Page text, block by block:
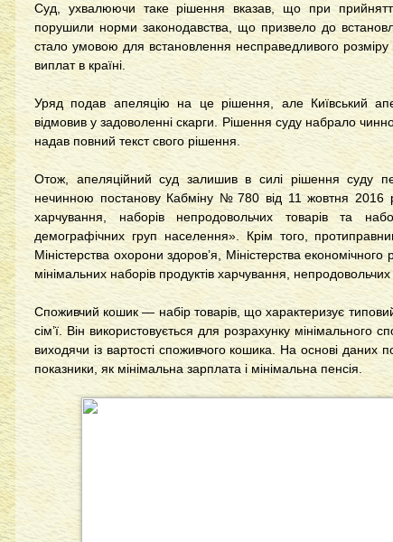
Суд, ухвалюючи таке рішення вказав, що при прийнятті
порушили норми законодавства, що призвело до
стало умовою для встановлення несправедливого розміру
виплат в країні.
Уряд подав апеляцію на це рішення, але Київський
відмовив у задоволенні скарги. Рішення суду набрало
надав повний текст свого рішення.
Отож, апеляційний суд залишив в силі рішення суду
нечинною постанову Кабміну № 780 від 11 жовтня 2016
харчування, наборів непродовольчих товарів та
демографічних груп населення». Крім того,
Міністерства охорони здоров’я, Міністерства економічного
мінімальних наборів продуктів харчування, непродовольчих
Споживчий кошик — набір товарів, що характеризує
сім’ї. Він використовується для розрахунку мінімального
виходячи із вартості споживчого кошика. На основі даних
показники, як мінімальна зарплата і мінімальна пенсія.